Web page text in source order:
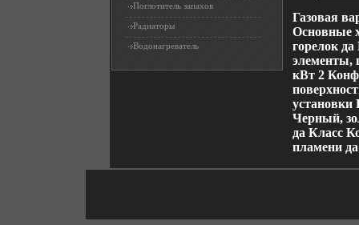
Поглотитель запахов
Радиаторы
Водонагреватель
Газовая
Основные
горелок
элементы,
кВт 2
Черный,
да Класс
пламени